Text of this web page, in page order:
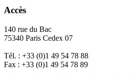
Accès
140 rue du Bac
75340 Paris Cedex 07
Tél. : +33 (0)1 49 54 78 88
Fax : +33 (0)1 49 54 78 89